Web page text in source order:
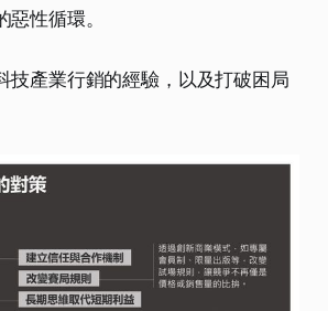
惡性循環。
技產業行銷的經驗，以及打破困局